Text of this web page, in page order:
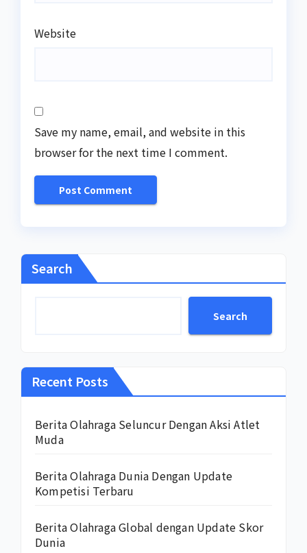
Website
Save my name, email, and website in this
browser for the next time I comment.
Search
Search
Recent Posts
Berita Olahraga Seluncur Dengan Aksi Atlet
Muda
Berita Olahraga Dunia Dengan Update
Kompetisi Terbaru
Berita Olahraga Global dengan Update Skor
Dunia